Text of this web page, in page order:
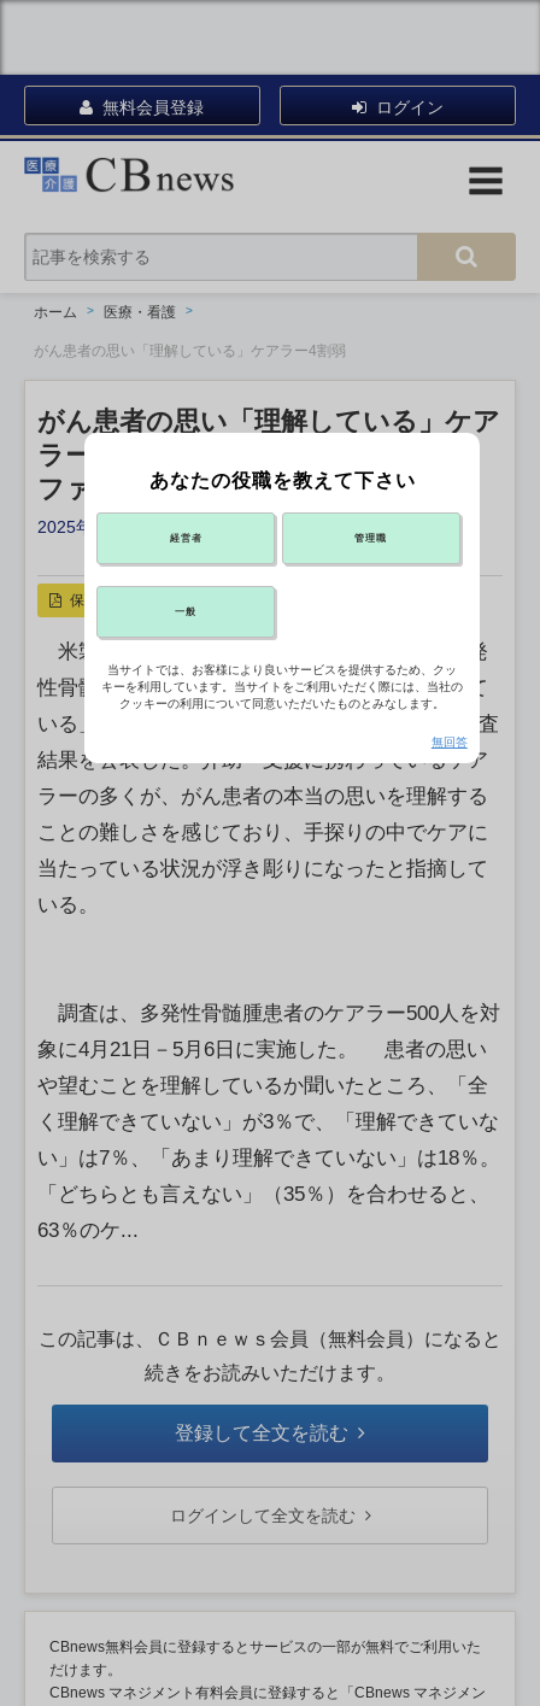
無料会員登録 ログイン
ホーム 医療・看護
がん患者の思い「理解している」ケアラー4割弱
がん患者の思い「理解している」ケア
ラー4割弱
ファイザー調査
2025年11月12日 14:50
保存
米製薬大手ファイザーは、血液がんである多発
性骨髄腫の患者の思いや望むことを「理解できて
いる」というケアラーが4割に満たないとする調査
結果を公表した。介助・支援に携わっているケア
ラーの多くが、がん患者の本当の思いを理解する
ことの難しさを感じており、手探りの中でケアに
当たっている状況が浮き彫りになったと指摘して
いる。
調査は、多発性骨髄腫患者のケアラー500人を対
象に4月21日－5月6日に実施した。 患者の思い
や望むことを理解しているか聞いたところ、「全
く理解できていない」が3％で、「理解できていな
い」は7％、「あまり理解できていない」は18％。
「どちらとも言えない」（35％）を合わせると、
63％のケ...
この記事は、ＣＢｎｅｗｓ会員（無料会員）になると
続きをお読みいただけます。
登録して全文を読む
ログインして全文を読む
CBnews無料会員に登録するとサービスの一部が無料でご利用いた
だけます。
CBnews マネジメント有料会員に登録すると「CBnews マネジメン
あなたの役職を教えて下さい
経営者 管理職
一般
当サイトでは、お客様により良いサービスを提供するため、クッ
キーを利用しています。当サイトをご利用いただく際には、当社の
クッキーの利用について同意いただいたものとみなします。
無回答